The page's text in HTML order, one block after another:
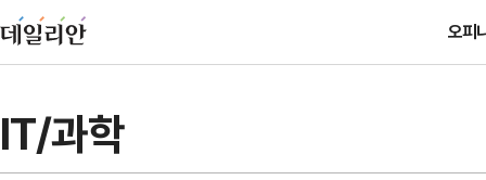
오피
IT/과학